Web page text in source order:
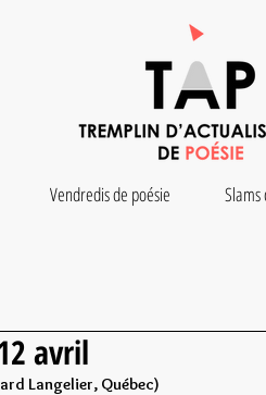
Vendredis de poésie Slams
avril
Langelier, Québec)